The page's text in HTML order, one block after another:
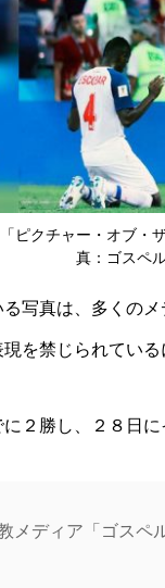
「ピクチャー・オブ・
真：ゴスペ
写真は、多くの
を禁じられてい
２勝し、２８日に
メディア「ゴスペ